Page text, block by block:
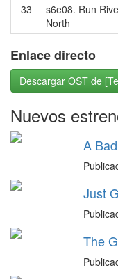
33
s6e08. Run
North
Enlace directo
Descargar OST de
Nuevos
A
Just
The